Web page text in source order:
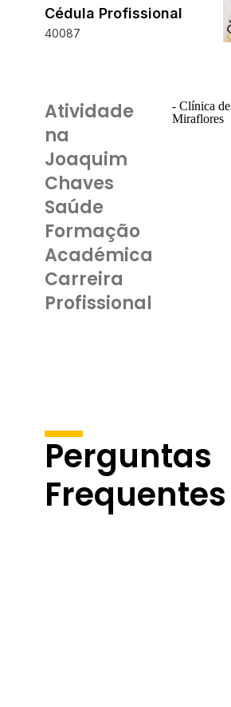
Cédula Profissional
40087
Atividade
na
Joaquim
Chaves
Saúde
Formação
Académica
Carreira
Profissional
- Clínica de
Miraflores
Perguntas
Frequentes